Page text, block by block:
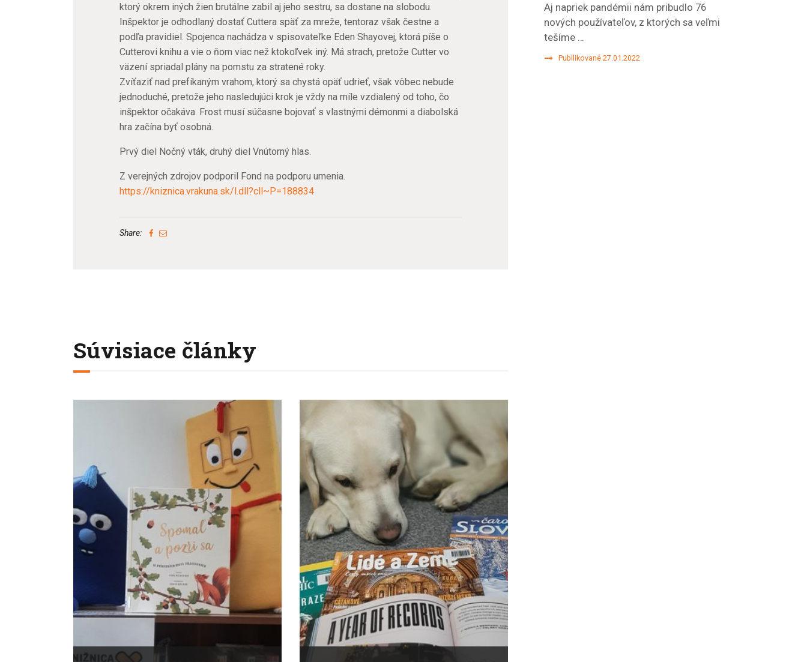
ktorý okrem iných žien brutálne zabil aj jeho sestru, sa dostane na slobodu.
Inšpektor je odhodlaný dostať Cuttera späť za mreže, tentoraz však čestne a
podľa pravidiel. Spojenca nachádza v spisovateľke Eden Shayovej, ktorá píše o
Cutterovi knihu a vie o ňom viac než ktokoľvek iný. Má strach, pretože Cutter vo
väzení spriadal plány na pomstu za stratené roky.
Zvíťaziť nad prefíkaným vrahom, ktorý sa chystá opäť udrieť, však vôbec nebude
jednoduché, pretože jeho nasledujúci krok je vždy na míle vzdialený od toho, čo
inšpektor očakáva. Frost musí súčasne bojovať s vlastnými démonmi a diabolská
hra začína byť osobná.
Prvý diel Nočný vták, druhý diel Vnútorný hlas.
Z verejných zdrojov podporil Fond na podporu umenia.
https://kniznica.vrakuna.sk/l.dll?cll~P=188834
Share:
Súvisiace články
Aj napriek pandémii nám pribudlo 76
nových používateľov, z ktorých sa veľmi
tešíme …
Publlikované 27.01.2022